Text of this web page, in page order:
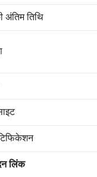
तिथि
लिंक